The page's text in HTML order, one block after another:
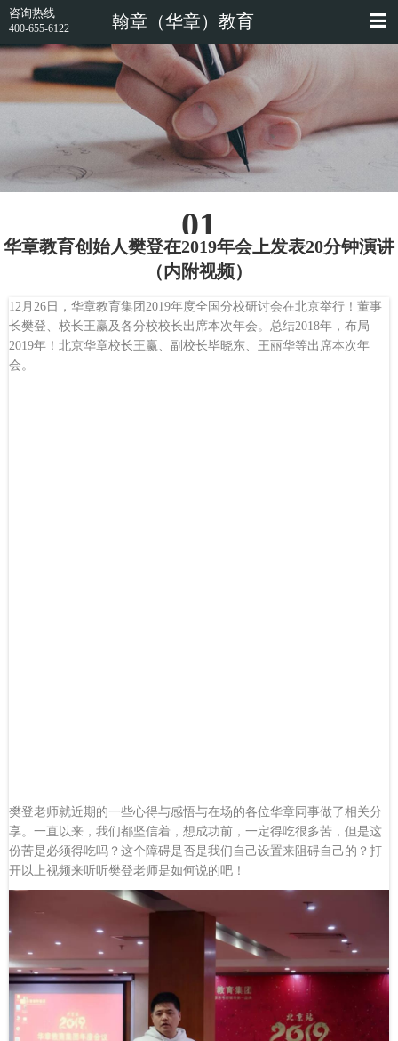
咨询热线
400-655-6122 翰章（华章）教育
01
华章教育创始人樊登在2019年会上发表20分钟演讲
（内附视频）
12月26日，华章教育集团2019年度全国分校研讨会在北京举行！董事
长樊登、校长王赢及各分校校长出席本次年会。总结2018年，布局
2019年！北京华章校长王赢、副校长毕晓东、王丽华等出席本次年
会。
樊登老师就近期的一些心得与感悟与在场的各位华章同事做了相关分
享。一直以来，我们都坚信着，想成功前，一定得吃很多苦，但是这
份苦是必须得吃吗？这个障碍是否是我们自己设置来阻碍自己的？打
开以上视频来听听樊登老师是如何说的吧！